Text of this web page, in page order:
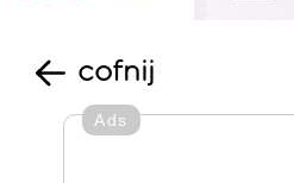
cofnij
Ads